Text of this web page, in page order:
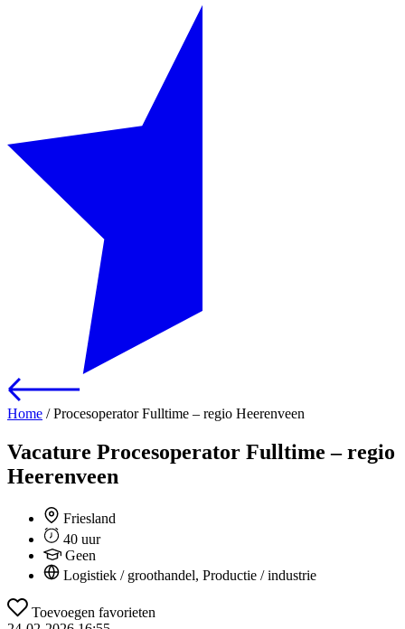
Home /Procesoperator Fulltime – regio Heerenveen
Vacature Procesoperator Fulltime – regio
Heerenveen
Friesland
40 uur
Geen
Logistiek / groothandel, Productie / industrie
Toevoegen favorieten